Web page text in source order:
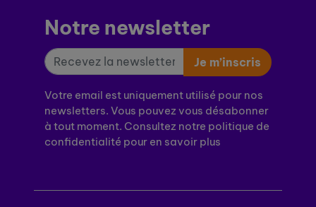
Notre newsletter
Je m’inscris
Votre email est uniquement utilisé pour nos
newsletters. Vous pouvez vous désabonner
à tout moment. Consultez notre politique de
confidentialité pour en savoir plus